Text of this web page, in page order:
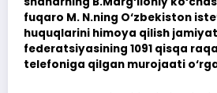
fuqaro M. N.ning O‘zbekiston
huquqlarini himoya qilish
federatsiyasining 1091 qisqa
telefoniga qilgan murojaati